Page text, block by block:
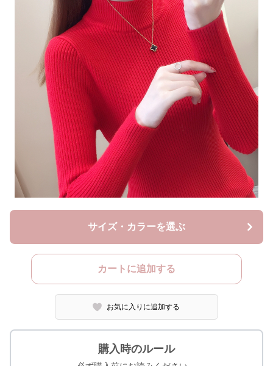
サイズ・カラーを選ぶ
カートに追加する
お気に入りに追加する
購入時のルール